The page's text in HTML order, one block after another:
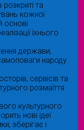
та
кожної
основі
їхнього
держави,
народу
сервісів та
розмаїття
культурного
нові ідеї
зберігає і